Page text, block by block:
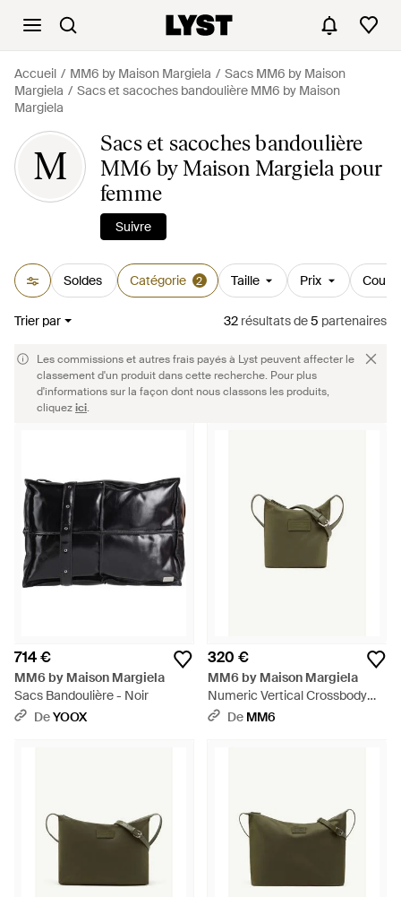
Accueil MM6 by Maison Margiela
Sacs MM6 by Maison
Margiela
Sacs et sacoches bandoulière MM6 by Maison
Margiela
M
Sacs et sacoches bandoulière
MM6 by Maison Margiela pour
femme
Suivre
Soldes Catégorie 2 Taille Prix
Trier par 32 résultatsde5 partenaires
Les commissions et autres frais payés à Lyst peuvent affecter le
classement d'un produit dans cette recherche. Pour plus
d'informations sur la façon dont nous classons les produits,
cliquezici.
714 €
MM6 by Maison Margiela
Sacs Bandoulière - Noir
DeYOOX
320 €
MM6 by Maison Margiela
Numeric Vertical Crossbody
Bag - Vert
De MM6